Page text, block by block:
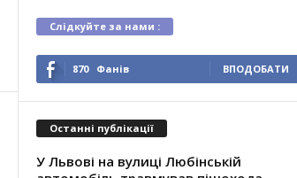
Слідкуйте за нами :
870 Фанів ВПОДОБАТИ
Останні публікації
У Львові на вулиці Любінській